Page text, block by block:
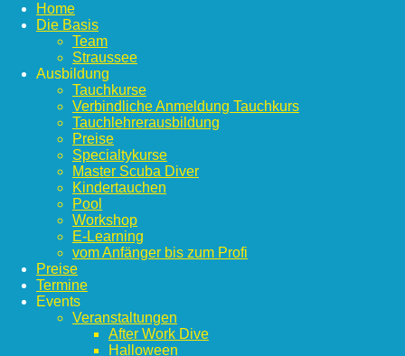
Home
Die Basis
Team
Straussee
Ausbildung
Tauchkurse
Verbindliche Anmeldung Tauchkurs
Tauchlehrerausbildung
Preise
Specialtykurse
Master Scuba Diver
Kindertauchen
Pool
Workshop
E-Learning
vom Anfänger bis zum Profi
Preise
Termine
Events
Veranstaltungen
After Work Dive
Halloween